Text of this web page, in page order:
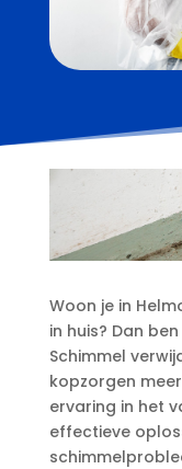
Woon je in
in huis? Dan
Schimmel
kopzorgen
ervaring in het
effectieve